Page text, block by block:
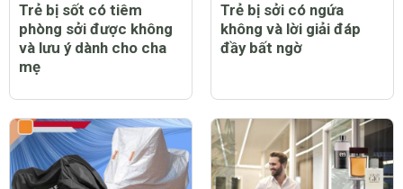
Trẻ bị sốt có tiêm
phòng sởi được không
và lưu ý dành cho cha
mẹ
Trẻ bị sởi có ngứa
không và lời giải đáp
đầy bất ngờ